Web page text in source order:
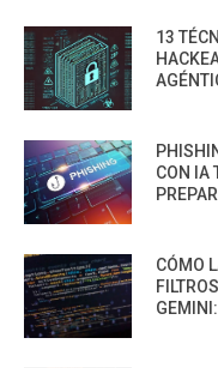
13
CON IA
CÓMO